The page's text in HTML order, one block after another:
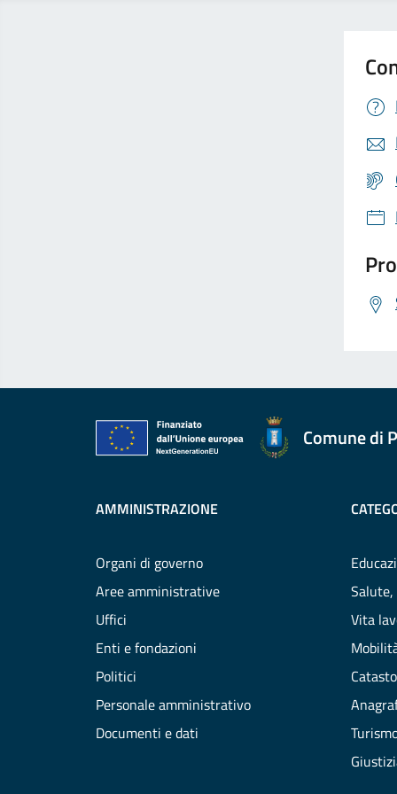
Comune di
AMMINISTRAZIONE
Organi di governo
Aree amministrative
Uffici
Enti e fondazioni
Politici
Personale amministrativo
Documenti e dati
Salute,
Vita